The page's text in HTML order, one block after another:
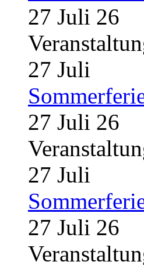
27 Juli 26
27 Juli
27 Juli 26
27 Juli
27 Juli 26